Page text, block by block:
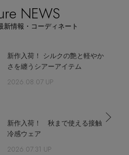
ーに活躍
ンの季節！
素材
UP
て
、ラテン語のアイボリー= eburが
NEWS
新情報・コーディネート
新作入荷！ シルクの艶と軽やか
さを纏うシアーアイテム
2026.08.07 UP
新作入荷！ 秋まで使える接触
冷感ウェア
2026.07.31 UP